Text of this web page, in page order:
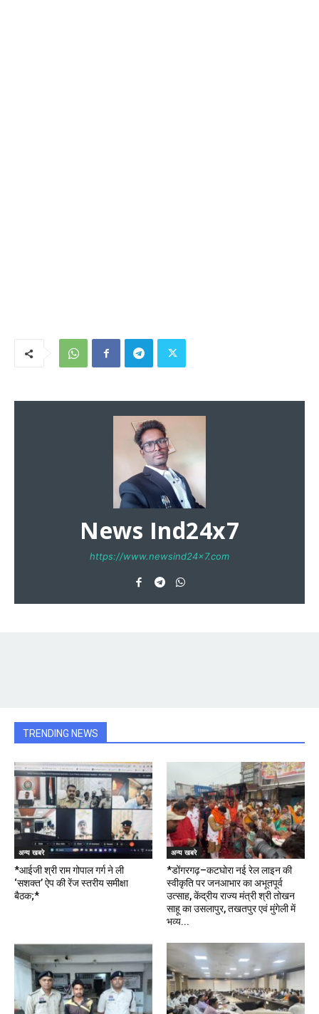
News Ind24x7
https://www.newsind24x7.com
TRENDING NEWS
अन्य खबरे
*आईजी श्री राम गोपाल गर्ग ने ली
‘सशक्त’ ऐप की रेंज स्तरीय समीक्षा
बैठक;*
अन्य खबरे
*डोंगरगढ़–कटघोरा नई रेल लाइन की
स्वीकृति पर जनआभार का अभूतपूर्व
उत्साह, केंद्रीय राज्य मंत्री श्री तोखन
साहू का उसलापुर, तखतपुर एवं मुंगेली में
भव्य...